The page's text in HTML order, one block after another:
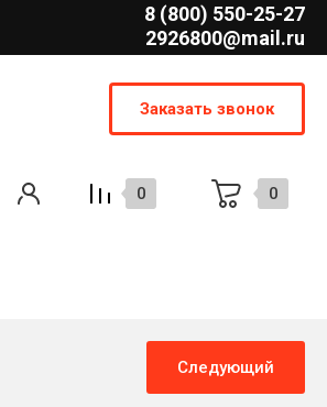
8 (800) 550-25-27
2926800@mail.ru
Заказать звонок
0 0
Следующий